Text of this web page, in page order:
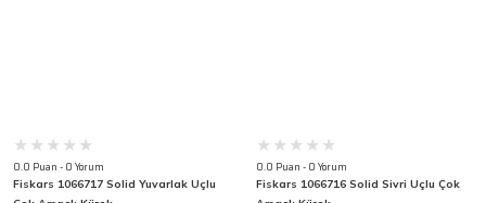
0.0 Puan - 0 Yorum
Fiskars 1066717 Solid Yuvarlak Uçlu
0.0 Puan - 0 Yorum
Fiskars 1066716 Solid Sivri Uçlu Çok